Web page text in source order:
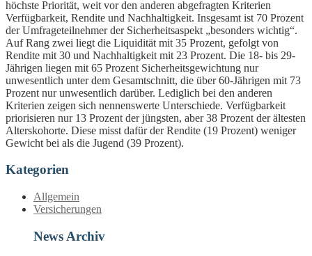
höchste Priorität, weit vor den anderen abgefragten Kriterien
Verfügbarkeit, Rendite und Nachhaltigkeit. Insgesamt ist 70 Prozent
der Umfrageteilnehmer der Sicherheitsaspekt „besonders wichtig“.
Auf Rang zwei liegt die Liquidität mit 35 Prozent, gefolgt von
Rendite mit 30 und Nachhaltigkeit mit 23 Prozent. Die 18- bis 29-
Jährigen liegen mit 65 Prozent Sicherheitsgewichtung nur
unwesentlich unter dem Gesamtschnitt, die über 60-Jährigen mit 73
Prozent nur unwesentlich darüber. Lediglich bei den anderen
Kriterien zeigen sich nennenswerte Unterschiede. Verfügbarkeit
priorisieren nur 13 Prozent der jüngsten, aber 38 Prozent der ältesten
Alterskohorte. Diese misst dafür der Rendite (19 Prozent) weniger
Gewicht bei als die Jugend (39 Prozent).
Kategorien
Allgemein
Versicherungen
News Archiv